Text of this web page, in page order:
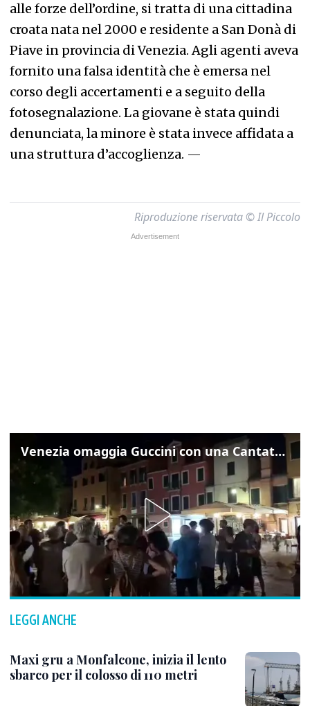
alle forze dell’ordine, si tratta di una cittadina
croata nata nel 2000 e residente a San Donà di
Piave in provincia di Venezia. Agli agenti aveva
fornito una falsa identità che è emersa nel
corso degli accertamenti e a seguito della
fotosegnalazione. La giovane è stata quindi
denunciata, la minore è stata invece affidata a
una struttura d’accoglienza. —
Riproduzione riservata © Il Piccolo
Venezia omaggia Guccini con una Cantata Anarchica in campo Santa Margherita
LEGGI ANCHE
Maxi gru a Monfalcone, inizia il lento
sbarco per il colosso di 110 metri